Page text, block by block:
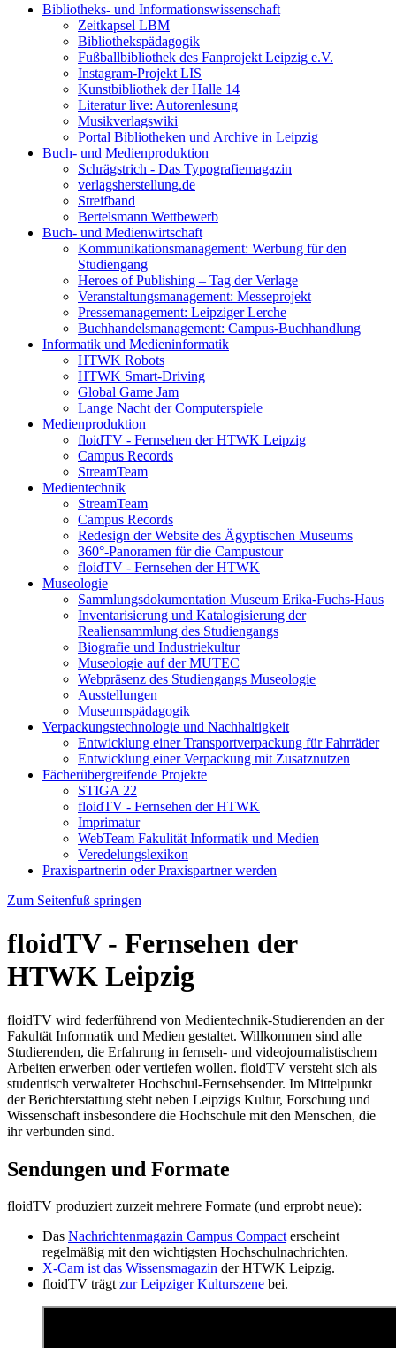
Bibliotheks- und Informationswissenschaft
Zeitkapsel LBM
Bibliothekspädagogik
Fußballbibliothek des Fanprojekt Leipzig e.V.
Instagram-Projekt LIS
Kunstbibliothek der Halle 14
Literatur live: Autorenlesung
Musikverlagswiki
Portal Bibliotheken und Archive in Leipzig
Buch- und Medienproduktion
Schrägstrich - Das Typografiemagazin
verlagsherstellung.de
Streifband
Bertelsmann Wettbewerb
Buch- und Medienwirtschaft
Kommunikationsmanagement: Werbung für den
Studiengang
Heroes of Publishing – Tag der Verlage
Veranstaltungsmanagement: Messeprojekt
Pressemanagement: Leipziger Lerche
Buchhandelsmanagement: Campus-Buchhandlung
Informatik und Medieninformatik
HTWK Robots
HTWK Smart-Driving
Global Game Jam
Lange Nacht der Computerspiele
Medienproduktion
floidTV - Fernsehen der HTWK Leipzig
Campus Records
StreamTeam
Medientechnik
StreamTeam
Campus Records
Redesign der Website des Ägyptischen Museums
360°-Panoramen für die Campustour
floidTV - Fernsehen der HTWK
Museologie
Sammlungsdokumentation Museum Erika-Fuchs-Haus
Inventarisierung und Katalogisierung der
Realiensammlung des Studiengangs
Biografie und Industriekultur
Museologie auf der MUTEC
Webpräsenz des Studiengangs Museologie
Ausstellungen
Museumspädagogik
Verpackungstechnologie und Nachhaltigkeit
Entwicklung einer Transportverpackung für Fahrräder
Entwicklung einer Verpackung mit Zusatznutzen
Fächerübergreifende Projekte
STIGA 22
floidTV - Fernsehen der HTWK
Imprimatur
WebTeam Fakulität Informatik und Medien
Veredelungslexikon
Praxispartnerin oder Praxispartner werden
Zum Seitenfuß springen
floidTV - Fernsehen der
HTWK Leipzig
floidTV wird federführend von Medientechnik-Studierenden an der
Fakultät Informatik und Medien gestaltet. Willkommen sind alle
Studierenden, die Erfahrung in fernseh- und videojournalistischem
Arbeiten erwerben oder vertiefen wollen. floidTV versteht sich als
studentisch verwalteter Hochschul-Fernsehsender. Im Mittelpunkt
der Berichterstattung steht neben Leipzigs Kultur, Forschung und
Wissenschaft insbesondere die Hochschule mit den Menschen, die
ihr verbunden sind.
Sendungen und Formate
floidTV produziert zurzeit mehrere Formate (und erprobt neue):
Das Nachrichtenmagazin Campus Compacterscheint
regelmäßig mit den wichtigsten Hochschulnachrichten.
X-Cam ist das Wissensmagazin der HTWK Leipzig.
floidTV trägtzur Leipziger Kulturszene bei.